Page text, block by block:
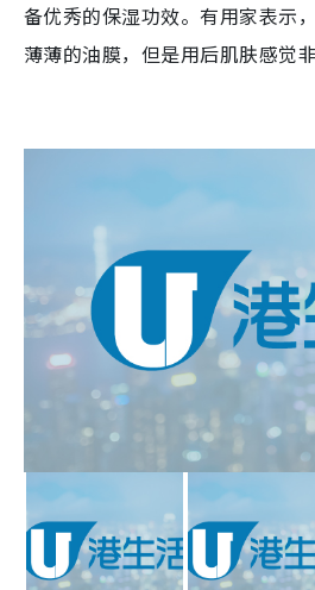
备优秀的保湿功效。有用家表示
薄薄的油膜，但是用后肌肤感觉非